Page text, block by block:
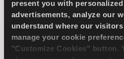
present you with
advertisements, analyze our
understand where our
manage your cookie
"Customize Cookies" button.
PASSENGER
TRAZIONE SUL GHIACCIO